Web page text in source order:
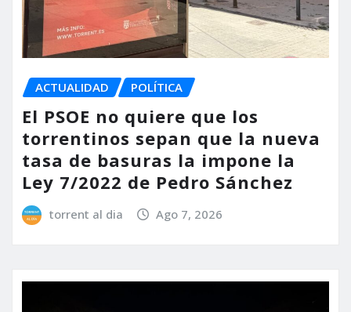
ACTUALIDAD POLÍTICA
El PSOE no quiere que los
torrentinos sepan que la nueva
tasa de basuras la impone la
Ley 7/2022 de Pedro Sánchez
torrent al dia Ago 7, 2026